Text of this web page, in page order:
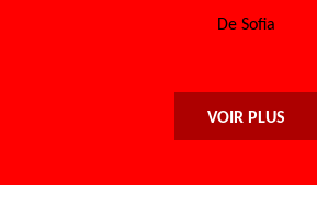
De Sofia
VOIR PLUS